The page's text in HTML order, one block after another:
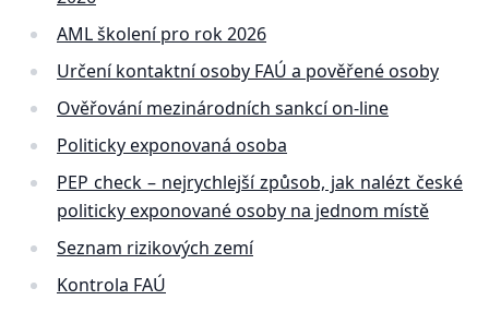
AML školení pro rok 2026
Určení kontaktní osoby FAÚ a pověřené osoby
Ověřování mezinárodních sankcí on-line
Politicky exponovaná osoba
PEP check – nejrychlejší způsob, jak nalézt české
politicky exponované osoby na jednom místě
Seznam rizikových zemí
Kontrola FAÚ